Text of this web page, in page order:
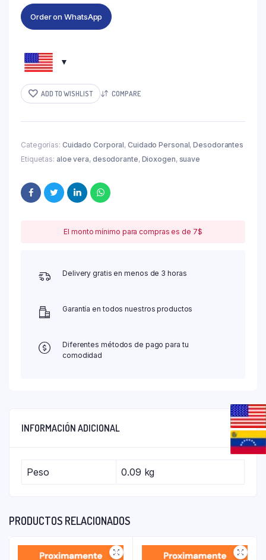
Order on WhatsApp
ADD TO WISHLIST COMPARE
Categorías: Cuidado Corporal,Cuidado Personal,Desodorantes
Etiquetas: aloe vera, desodorante, Dioxogen, suave
El monto mínimo para compras es de 7$
Delivery gratis en menos de 3 horas
Garantía en todos nuestros productos
Diferentes métodos de pago para tu
comodidad
INFORMACIÓN ADICIONAL
Peso 0.09 kg
PRODUCTOS RELACIONADOS